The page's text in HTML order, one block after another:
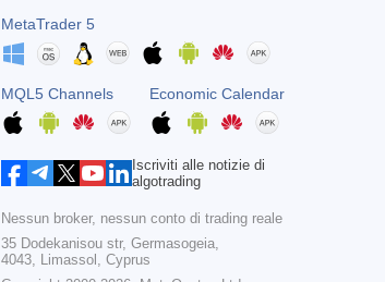
MetaTrader 5
MQL5 Channels Economic Calendar
Iscriviti alle notizie di
algotrading
Nessun broker, nessun conto di trading reale
35 Dodekanisou str, Germasogeia,
4043, Limassol, Cyprus